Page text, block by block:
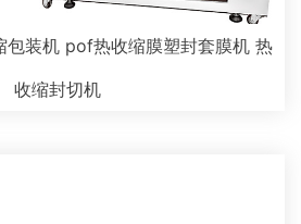
包装机 pof热收缩膜塑封套膜机 热
收缩封切机